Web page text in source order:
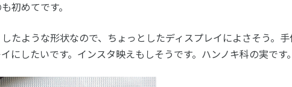
初めてです。
たような形状なので、ちょっとしたディスプレイによさそう。
にしたいです。インスタ映えもしそうです。ハンノキ科の実です。